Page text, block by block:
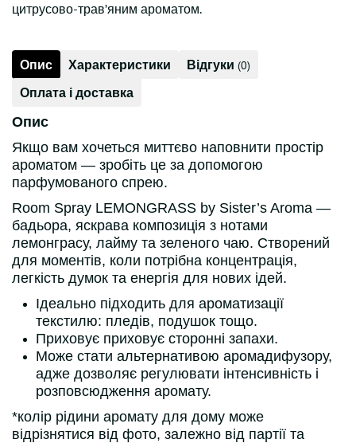
цитрусово-травʼяним ароматом.
Опис Характеристики Відгуки (0)
Оплата і доставка
Опис
Якщо вам хочеться миттєво наповнити простір
ароматом — зробіть це за допомогою
парфумованого спрею.
Room Spray LEMONGRASS by Sister’s Aroma —
бадьора, яскрава композиція з нотами
лемонграсу, лайму та зеленого чаю. Створений
для моментів, коли потрібна концентрація,
легкість думок та енергія для нових ідей.
Ідеально підходить для ароматизації
текстилю: пледів, подушок тощо.
Приховує приховує сторонні запахи.
Може стати альтернативою аромадифузору,
адже дозволяє регулювати інтенсивність і
розповсюдження аромату.
*колір рідини аромату для дому може
відрізнятися від фото, залежно від партії та